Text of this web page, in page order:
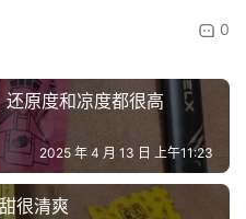
0
原度和凉度都很高
2025 年 4 月 13 日 上午11:23
很清爽